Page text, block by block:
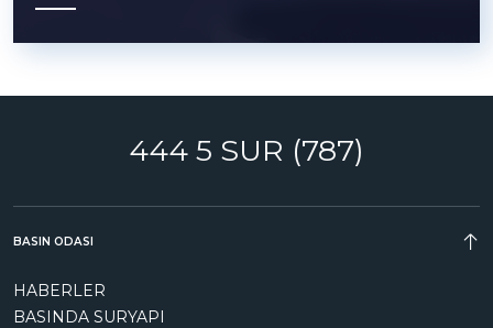
444 5 SUR (787)
BASIN ODASI
HABERLER
BASINDA SURYAPI